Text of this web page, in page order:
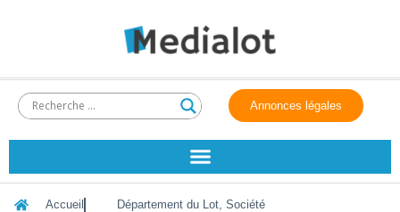
Annonces légales
Accueil Département du Lot, Société